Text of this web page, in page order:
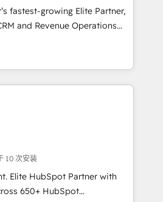
and strategic marketing,
proprietary FLAIR framework
certified consultancy,
and technology to help
fastest-growing Elite Partner,
and Revenue Operations
Partner, we specialize in
solutions. Our experts design,
systems to enhance user
teams. From setup to
up deal closures. With 500+
Agile approach ensures your
results. Our
your sales, marketing, and
10 次安装
Elite HubSpot Partner with
650+ HubSpot